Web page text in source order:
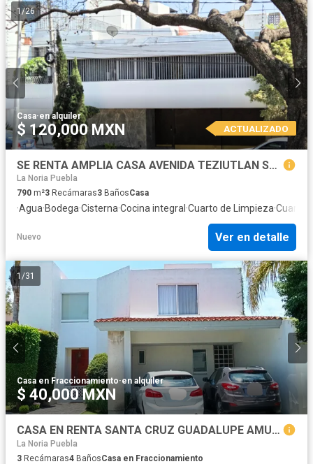
1/26
Casa·en alquiler
$ 120,000 MXN ACTUALIZADO
SE RENTA AMPLIA CASA AVENIDA TEZIUTLAN SUR, COL. LA PAZ, PUEBLA
La Noria Puebla
790 m²3 Recámaras3 BañosCasa
·Agua·Bodega·Cisterna·Cocina integral ·Cuarto de Limpieza·Cuarto
Nuevo Ver en detalle
1/31
Casa en Fraccionamiento·en alquiler
$ 40,000 MXN
CASA EN RENTA SANTA CRUZ GUADALUPE AMUEBLADA ZAVALETA PUEBLA
La Noria Puebla
3 Recámaras4 BañosCasa en Fraccionamiento